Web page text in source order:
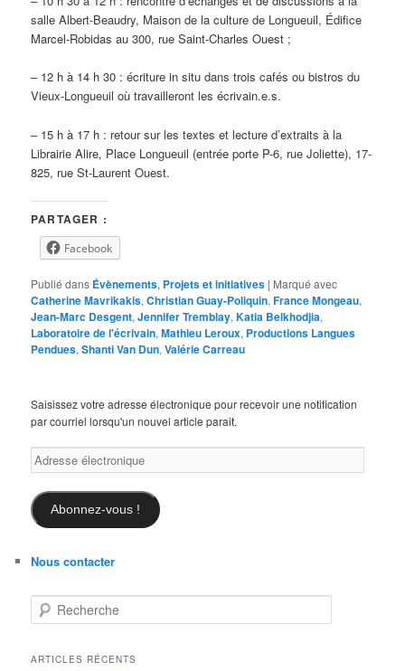
salle Albert-Beaudry, Maison de la culture de Longueuil, Édifice
Marcel-Robidas au 300, rue Saint-Charles Ouest ;
– 12 h à 14 h 30 : écriture in situ dans trois cafés ou bistros du
Vieux-Longueuil où travailleront les écrivain.e.s.
– 15 h à 17 h : retour sur les textes et lecture d’extraits à la
Librairie Alire, Place Longueuil (entrée porte P-6, rue Joliette), 17-
825, rue St-Laurent Ouest.
PARTAGER :
Facebook
Publié dans Évènements, Projets et initiatives | Marqué avec
Catherine Mavrikakis,Christian Guay-Poliquin,France Mongeau,
Jean-Marc Desgent,Jennifer Tremblay,Katia Belkhodjia,
Laboratoire de l'écrivain,Mathieu Leroux, Productions Langues
Pendues,Shanti Van Dun,Valérie Carreau
Saisissez votre adresse électronique pour recevoir une notification
par courriel lorsqu'un nouvel article parait.
Adresse
électronique
Abonnez-vous !
Nous contacter
e
h
ARTICLES RÉCENTS